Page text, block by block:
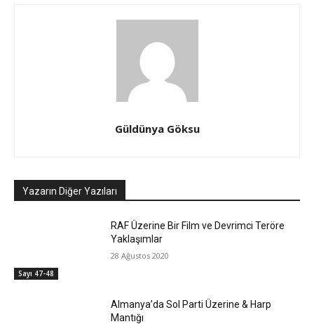
Güldünya Göksu
Yazarın Diğer Yazıları
Sayı 47-48
RAF Üzerine Bir Film ve Devrimci Teröre
Yaklaşımlar
28 Ağustos 2020
Almanya’da Sol Parti Üzerine & Harp
Mantığı